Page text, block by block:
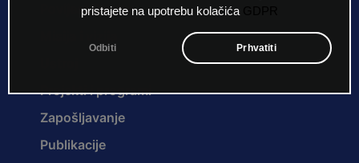
pristajete na upotrebu kolačića
Odbiti Prhvatiti
Povijest Centra
Projekti i programi
Zapošljavanje
Publikacije